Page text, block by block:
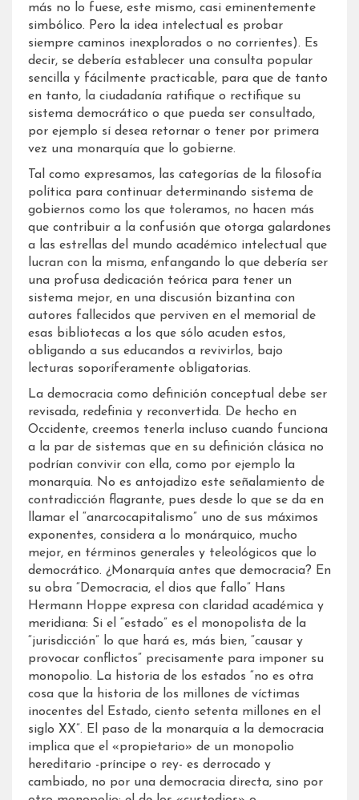
más no lo fuese, este mismo, casi eminentemente
simbólico. Pero la idea intelectual es probar
siempre caminos inexplorados o no corrientes). Es
decir, se debería establecer una consulta popular
sencilla y fácilmente practicable, para que de tanto
en tanto, la ciudadanía ratifique o rectifique su
sistema democrático o que pueda ser consultado,
por ejemplo sí desea retornar o tener por primera
vez una monarquía que lo gobierne.
Tal como expresamos, las categorías de la filosofía
política para continuar determinando sistema de
gobiernos como los que toleramos, no hacen más
que contribuir a la confusión que otorga galardones
a las estrellas del mundo académico intelectual que
lucran con la misma, enfangando lo que debería ser
una profusa dedicación teórica para tener un
sistema mejor, en una discusión bizantina con
autores fallecidos que perviven en el memorial de
esas bibliotecas a los que sólo acuden estos,
obligando a sus educandos a revivirlos, bajo
lecturas soporíferamente obligatorias.
La democracia como definición conceptual debe ser
revisada, redefinia y reconvertida. De hecho en
Occidente, creemos tenerla incluso cuando funciona
a la par de sistemas que en su definición clásica no
podrían convivir con ella, como por ejemplo la
monarquía. No es antojadizo este señalamiento de
contradicción flagrante, pues desde lo que se da en
llamar el “anarcocapitalismo” uno de sus máximos
exponentes, considera a lo monárquico, mucho
mejor, en términos generales y teleológicos que lo
democrático. ¿Monarquía antes que democracia? En
su obra “Democracia, el dios que fallo” Hans
Hermann Hoppe expresa con claridad académica y
meridiana: Si el “estado” es el monopolista de la
“jurisdicción” lo que hará es, más bien, “causar y
provocar conflictos” precisamente para imponer su
monopolio. La historia de los estados “no es otra
cosa que la historia de los millones de víctimas
inocentes del Estado, ciento setenta millones en el
siglo XX”. El paso de la monarquía a la democracia
implica que el «propietario» de un monopolio
hereditario -príncipe o rey- es derrocado y
cambiado, no por una democracia directa, sino por